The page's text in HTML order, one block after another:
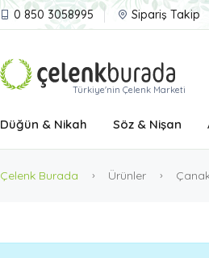
0 850 3058995 Sipariş Takip
Türkiye'nin Çelenk Marketi
Düğün & Nikah Söz & Nişan
Çelenk Burada Ürünler